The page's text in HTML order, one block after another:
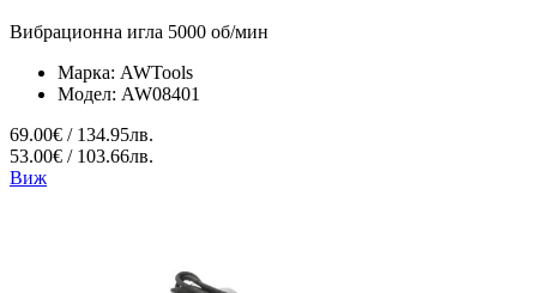
Вибрационна игла 5000 об/мин
Марка: AWTools
Модел: AW08401
69.00€ / 134.95лв.
53.00€ / 103.66лв.
Виж